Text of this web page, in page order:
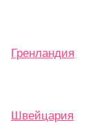
Гренландия
Швейцария